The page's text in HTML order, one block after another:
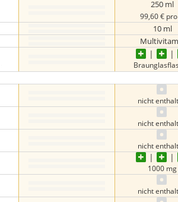
250 ml
99,60 €
10 ml
nicht
nicht
nicht
1000 mg
nicht